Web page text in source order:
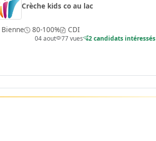
Crèche kids co au lac
Bienne 80-100% CDI
04 aout 77 vues 2 candidats intéressés